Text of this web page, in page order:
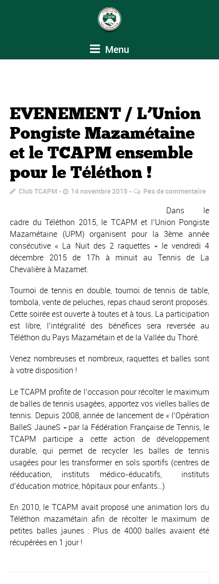
Menu
EVENEMENT / L’Union
Pongiste Mazamétaine
et le TCAPM ensemble
pour le Téléthon !
Club TCAPM 14 novembre 2015 Pas de commentaire
Dans le
cadre du Téléthon 2015, le TCAPM et l’Union Pongiste
Mazamétaine (UPM) organisent pour la 3ème année
consécutive « La Nuit des 2 raquettes » le vendredi 4
décembre 2015 de 17h à minuit au Tennis de La
Chevalière à Mazamet.
Tournoi de tennis en double, tournoi de tennis de table,
tombola, vente de peluches, repas chaud seront proposés.
Cette soirée est ouverte à toutes et à tous. La participation
est libre, l’intégralité des bénéfices sera reversée au
Téléthon du Pays Mazamétain et de la Vallée du Thoré.
Venez nombreuses et nombreux, raquettes et balles sont
à votre disposition !
Le TCAPM profite de l’occasion pour récolter le maximum
de balles de tennis usagées, apportez vos vielles balles de
tennis. Depuis 2008, année de lancement de « l’Opération
BalleS JauneS » par la Fédération Française de Tennis, le
TCAPM participe a cette action de développement
durable, qui permet de recycler les balles de tennis
usagées pour les transformer en sols sportifs (centres de
rééducation, instituts médico-éducatifs, instituts
d’éducation motrice, hôpitaux pour enfants…)
En 2010, le TCAPM avait proposé une animation lors du
Téléthon mazamétain afin de récolter le maximum de
petites balles jaunes : Plus de 4000 balles avaient été
récupérées en 1 jour !